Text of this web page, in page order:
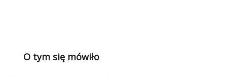
O tym się mówiło